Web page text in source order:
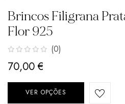
Brincos Filigrana
Flor 925
(0)
70,00€
VER OPÇÕES